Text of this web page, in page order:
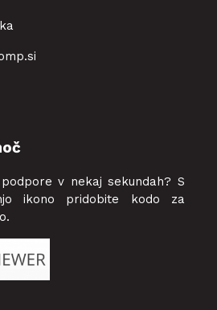
v nekaj sekundah? S
ikono pridobite kodo za